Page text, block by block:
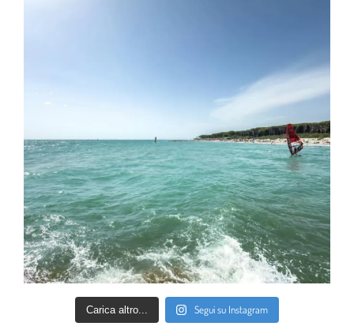
Carica altro... Segui su Instagram